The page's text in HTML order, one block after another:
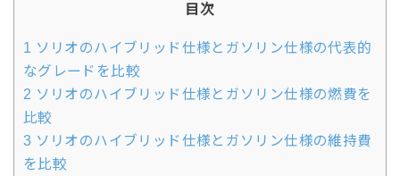
目次
1 ソリオのハイブリッド仕様とガソリン仕様の代表的
なグレードを比較
2 ソリオのハイブリッド仕様とガソリン仕様の燃費を
比較
3 ソリオのハイブリッド仕様とガソリン仕様の維持費
を比較